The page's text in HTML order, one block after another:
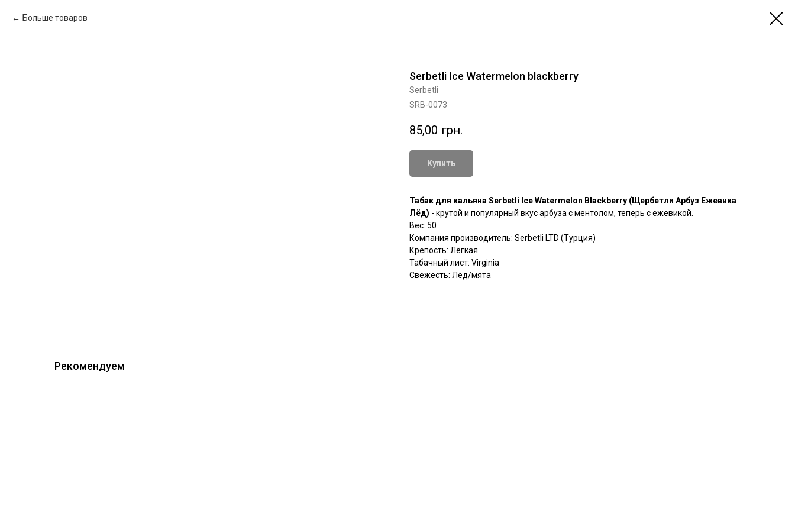
Больше товаров
Serbetli Ice Watermelon blackberry
Serbetli
SRB-0073
85,00 грн.
Купить
Табак для кальяна Serbetli Ice Watermelon Blackberry (Щербетли Арбуз Ежевика
Лёд) - крутой и популярный вкус арбуза с ментолом, теперь с ежевикой.
Вес: 50
Компания производитель: Serbetli LTD (Турция)
Крепость: Лёгкая
Табачный лист: Virginia
Свежесть: Лёд/мята
Рекомендуем